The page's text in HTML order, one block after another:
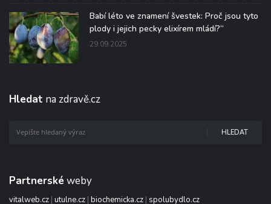
Babí léto ve znamení švestek: Proč jsou tyto
plody i jejich pecky elixírem mládí?“
29.09.2025
Hledat na zdravě.cz
HLEDAT
Partnerské weby
vitalweb.cz | utulne.cz | biochemicka.cz | spolubydlo.cz